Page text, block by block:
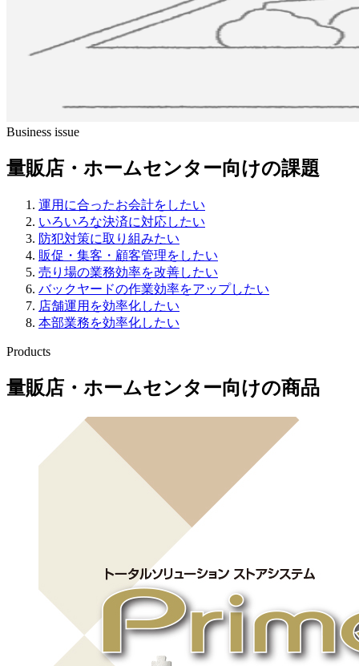
Business issue
量販店・ホームセンター向けの課題
運用に合ったお会計をしたい
いろいろな決済に対応したい
防犯対策に取り組みたい
販促・集客・顧客管理をしたい
売り場の業務効率を改善したい
バックヤードの作業効率をアップしたい
店舗運用を効率化したい
本部業務を効率化したい
Products
量販店・ホームセンター向けの商品